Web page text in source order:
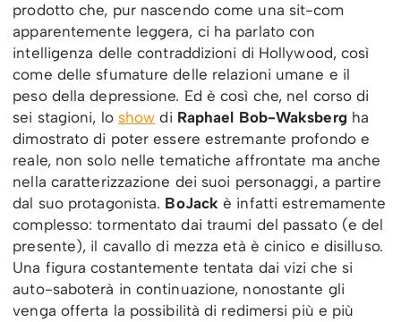
prodotto che, pur nascendo come una sit-com
apparentemente leggera, ci ha parlato con
intelligenza delle contraddizioni di Hollywood, così
come delle sfumature delle relazioni umane e il
peso della depressione. Ed è così che, nel corso di
sei stagioni, lo show di Raphael Bob-Waksbergha
dimostrato di poter essere estremante profondo e
reale, non solo nelle tematiche affrontate ma anche
nella caratterizzazione dei suoi personaggi, a partire
dal suo protagonista. BoJackè infatti estremamente
complesso: tormentato dai traumi del passato (e del
presente), il cavallo di mezza età è cinico e disilluso.
Una figura costantemente tentata dai vizi che si
auto-saboterà in continuazione, nonostante gli
venga offerta la possibilità di redimersi più e più